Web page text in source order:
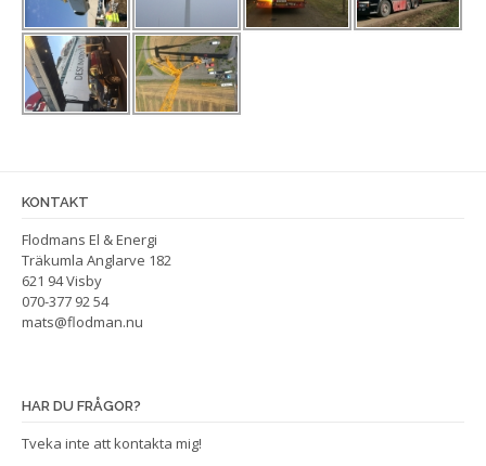
KONTAKT
Flodmans El & Energi
Träkumla Anglarve 182
621 94 Visby
070-377 92 54
mats@flodman.nu
HAR DU FRÅGOR?
Tveka inte att kontakta mig!